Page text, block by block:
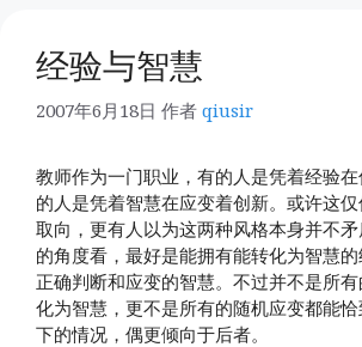
经验与智慧
2007年6月18日 作者 qiusir
教师作为一门职业，有的人是凭着经验
的人是凭着智慧在应变着创新。或许这
取向，更有人以为这两种风格本身并不
的角度看，最好是能拥有能转化为智慧
正确判断和应变的智慧。不过并不是所
化为智慧，更不是所有的随机应变都能
下的情况，偶更倾向于后者。